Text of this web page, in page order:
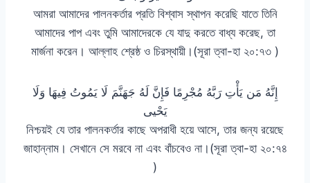
আমরা আমাদের পালনকর্তার প্রতি বিশ্বাস স্থাপন করেছি যাতে তিনি
আমাদের পাপ এবং তুমি আমাদেরকে যে যাদু করতে বাধ্য করেছ, তা
মার্জনা করেন। আল্লাহ শ্রেষ্ঠ ও চিরস্থায়ী।(সূরা ত্বা-হা ২০:৭৩ )
إِنَّهُ مَن يَأْتِ رَبَّهُ مُجْرِمًا فَإِنَّ لَهُ جَهَنَّمَ لَا يَمُوتُ فِيهَا وَلَا
يَحْيى
নিশ্চয়ই যে তার পালনকর্তার কাছে অপরাধী হয়ে আসে, তার জন্য রয়েছে
জাহান্নাম। সেখানে সে মরবে না এবং বাঁচবেও না।(সূরা ত্বা-হা ২০:৭৪
)